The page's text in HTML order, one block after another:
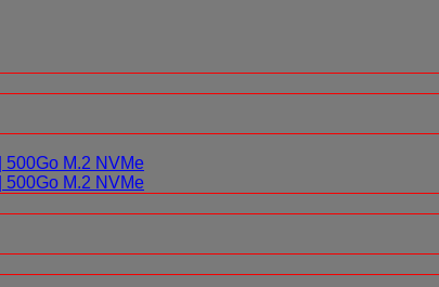
500Go M.2 NVMe
500Go M.2 NVMe